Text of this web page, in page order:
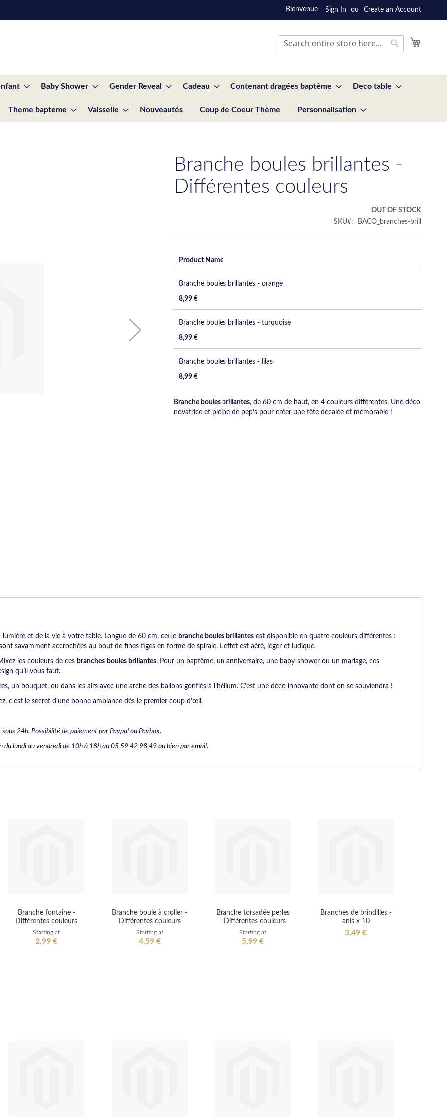
Bienvenue Sign In Create an Account
Search
Baby Shower Gender Reveal Cadeau Contenant dragées baptême Deco table
Theme bapteme Vaisselle Nouveautés Coup de Coeur Thème Personnalisation
Branche boules brillantes -
Différentes couleurs
OUT OF STOCK
SKU
BACO_branches-brill
product
items
Product Name
Branche boules brillantes - orange
8,99 €
Branche boules brillantes - turquoise
8,99 €
Branche boules brillantes - lilas
8,99 €
Branche boules brillantes, de 60 cm de haut, en 4 couleurs différentes. Une déco
novatrice et pleine de pep’s pour créer une fête décalée et mémorable !
et de la vie à votre table. Longue de 60 cm, cette branche boules brillantes est disponible en quatre couleurs différentes :
sont savamment accrochées au bout de fines tiges en forme de spirale. L’effet est aéré, léger et ludique.
les couleurs de ces branches boules brillantes. Pour un baptême, un anniversaire, une baby-shower ou un mariage, ces
qu’il vous faut.
un bouquet, ou dans les airs avec une arche des ballons gonflés à l’hélium. C’est une déco innovante dont on se souviendra !
c’est le secret d’une bonne ambiance dès le premier coup d’œil.
24h. Possibilité de paiement par Paypal ou Paybox.
lundi au vendredi de 10h à 18h au 05 59 42 98 49 ou bien par email.
Branche fontaine -
Différentes couleurs
Starting at
2,99 €
Branche boule à croller -
Différentes couleurs
Starting at
4,59 €
Branche torsadée perles
- Différentes couleurs
Starting at
5,99 €
Branches de brindilles -
anis x 10
3,49 €